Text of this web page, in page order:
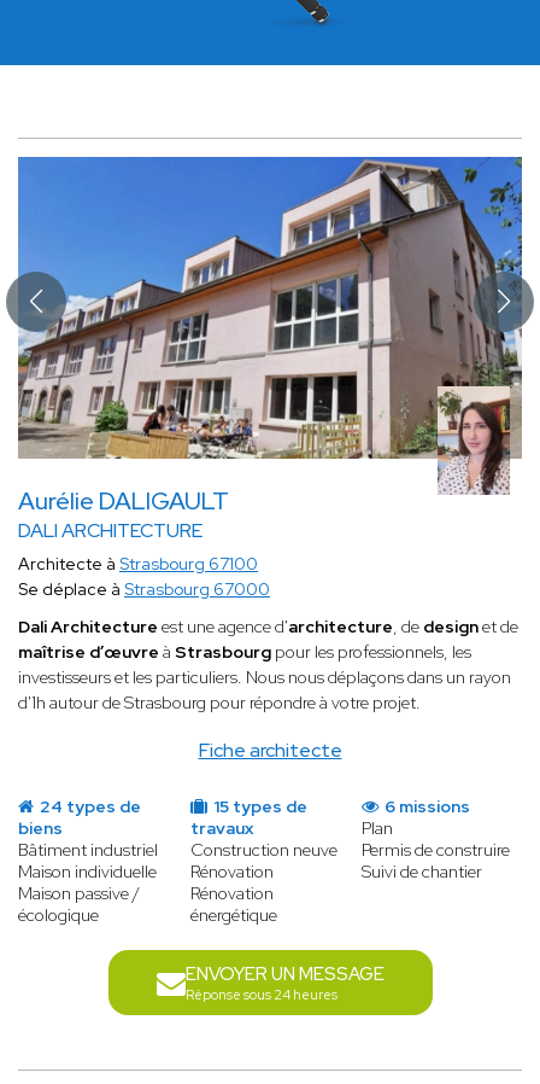
Aurélie DALIGAULT
DALI ARCHITECTURE
Fiche architecte
Architecte à Strasbourg 67100
Se déplace à Strasbourg 67000
Dali Architecture est une agence d'architecture, de designet de
maîtrise d’œuvre à Strasbourg pour les professionnels, les
investisseurs et les particuliers. Nous nous déplaçons dans un rayon
d'1h autour de Strasbourg pour répondre à votre projet.
24 types de
biens
Bâtiment industriel
Maison individuelle
Maison passive /
écologique
15 types de
travaux
Construction neuve
Rénovation
Rénovation
énergétique
6 missions
Plan
Permis de construire
Suivi de chantier
ENVOYER UN MESSAGE
Réponse sous 24 heures